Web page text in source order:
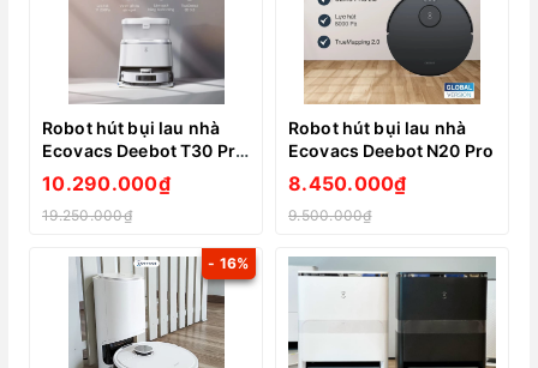
Robot hút bụi lau nhà
Ecovacs Deebot T30 Pro
Omni
10.290.000₫
19.250.000₫
Robot hút bụi lau nhà
Ecovacs Deebot N20 Pro
8.450.000₫
9.500.000₫
- 16%